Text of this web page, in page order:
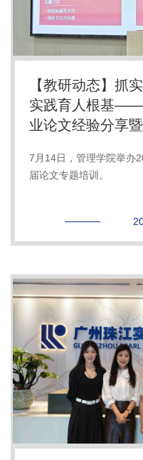
【教研动态】抓
实践育人根基——
业论文经验分享
7月14日，管理学院举办
届论文专题培训。